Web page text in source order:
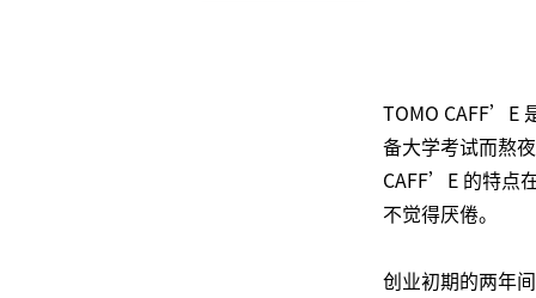
TOMO CAFF’E
备大学考试而熬
CAFF’E 的特点
不觉得厌倦。
创业初期的两年